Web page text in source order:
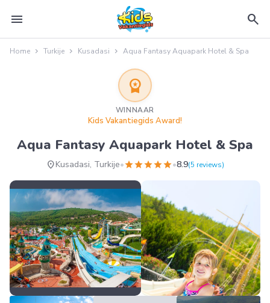
menu search
Home Turkije Kusadasi Aqua Fantasy Aquapark Hotel & Spa
workspace_premium
WINNAAR
Kids Vakantiegids Award!
Aqua Fantasy Aquapark Hotel & Spa
location_onKusadasi, Turkije•starstarstarstarstar•8.9(5 reviews)